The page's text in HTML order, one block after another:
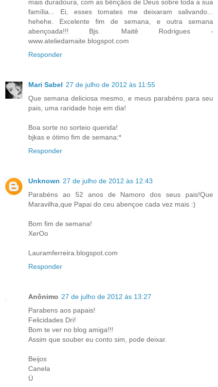
mais duradoura, com as bênçãos de Deus sobre toda a sua
família... Ei, esses tomates me deixaram salivando...
hehehe. Excelente fim de semana, e outra semana
abençoada!!! Bjs. Maitê Rodrigues -
www.ateliedamaite.blogspot.com
Responder
Mari Sabel 27 de julho de 2012 às 11:55
Que semana deliciosa mesmo, e meus parabéns para seu
pais, uma raridade hoje em dia!
Boa sorte no sorteio querida!
bjkas e ótimo fim de semana:*
Responder
Unknown 27 de julho de 2012 às 12:43
Parabéns ao 52 anos de Namoro dos seus pais!Que
Maravilha,que Papai do ceu abençoe cada vez mais :)
Bom fim de semana!
XerOo
Lauramferreira.blogspot.com
Responder
Anônimo 27 de julho de 2012 às 13:27
Parabens aos papais!
Felicidades Dri!
Bom te ver no blog amiga!!!
Assim que souber eu conto sim, pode deixar.
Beijos
Canela
Ü